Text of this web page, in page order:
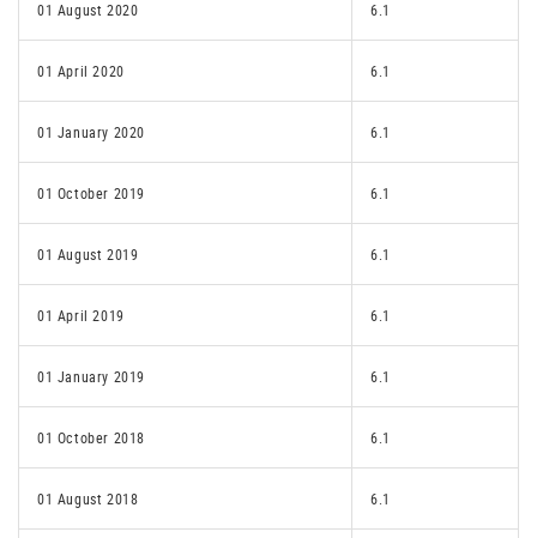
01 August 2020 6.1
01 April 2020 6.1
01 January 2020 6.1
01 October 2019 6.1
01 August 2019 6.1
01 April 2019 6.1
01 January 2019 6.1
01 October 2018 6.1
01 August 2018 6.1